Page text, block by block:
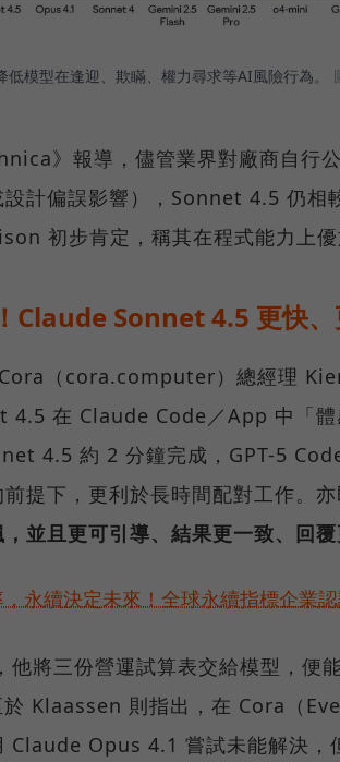
模型在逢迎、欺瞞、權力尋求等AI風險行為。
》報導，儘管業界對廠商自行
計偏誤影響），Sonnet 4.5 仍相
初步肯定，稱其在程式能力上優
Claude Sonnet 4.5 更快
（cora.computer）總經理
4.5 在 Claude Code／App 中「體
4.5 約 2 分鐘完成，GPT-5
提下，更利於長時間配對工作。亦
並且更可引導、結果更一致、回覆
永續決定未來！全球永續指標企業
將三份營運試算表交給模型，便
Klaassen 則指出，在 Cora（
Claude Opus 4.1 嘗試未能解決